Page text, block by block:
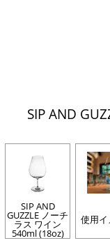
SIP AND
SIP AND
GUZZLE ノーチ
ラス ワイン
540ml (18oz)
使用